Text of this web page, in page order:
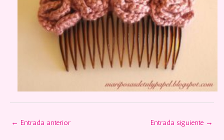
← Entrada anterior Entrada siguiente →